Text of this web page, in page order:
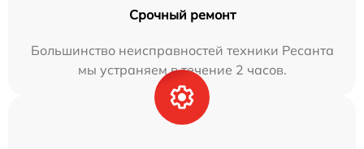
Срочный ремонт
Большинство неисправностей техники Ресанта
мы устраняем в течение 2 часов.